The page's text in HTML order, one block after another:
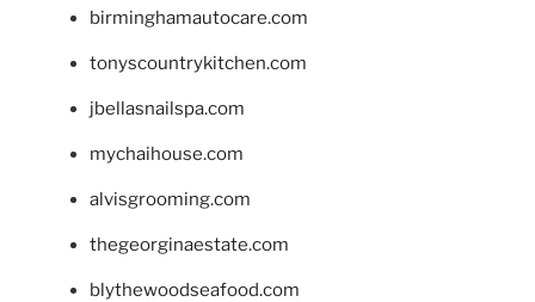
birminghamautocare.com
tonyscountrykitchen.com
jbellasnailspa.com
mychaihouse.com
alvisgrooming.com
thegeorginaestate.com
blythewoodseafood.com